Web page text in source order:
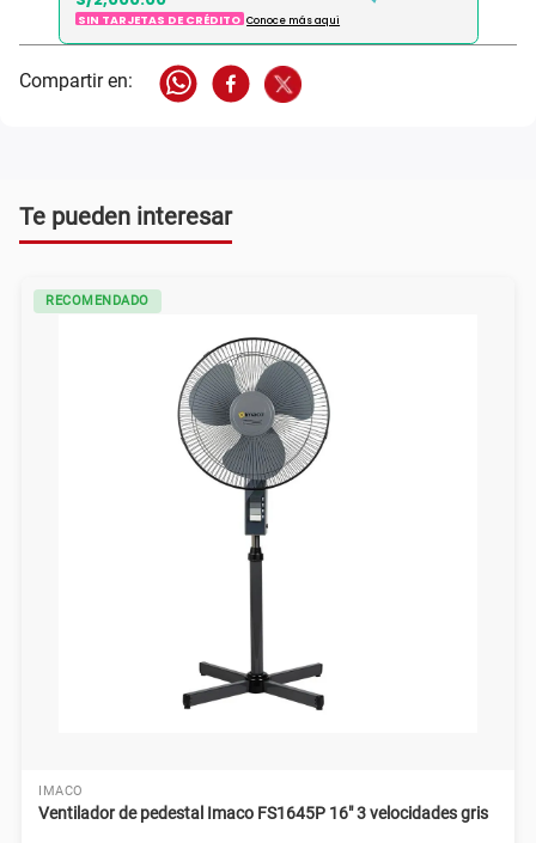
SIN TARJETAS DE CRÉDITO Conoce más aqui
Te pueden interesar
RECOMENDADO
IMACO
Ventilador de pedestal Imaco FS1645P 16" 3 velocidades gris